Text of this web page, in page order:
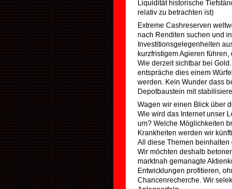
Liquidität historische
relativ zu betrachten ist)
Extreme Cashreserven
nach Renditen suchen und
Investitionsgelegenheiten
kurzfristigem Agieren
Wie derzeit sichtbar bei
entspräche dies einem
werden. Kein Wunder dass
Depotbaustein mit
Wagen wir einen Blick über
Wie wird das Internet unser
um? Welche Möglichkeiten
Krankheiten werden wir
All diese Themen
Wir möchten deshalb
marktnah gemanagte
Entwicklungen profitieren,
Chancenrecherche. Wir